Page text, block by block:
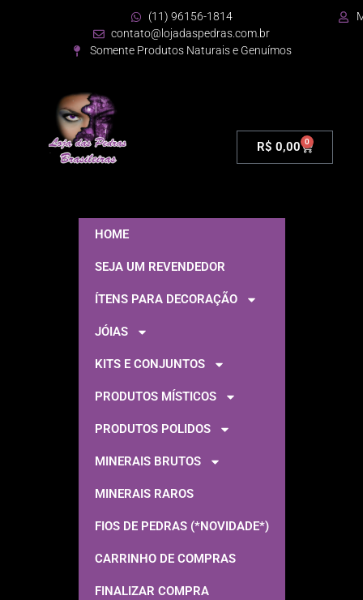
(11) 96156-1814
contato@lojadaspedras.com.br
Somente Produtos Naturais e Genuímos
R$ 0,00 0
HOME
SEJA UM REVENDEDOR
ÍTENS PARA DECORAÇÃO
JÓIAS
KITS E CONJUNTOS
PRODUTOS MÍSTICOS
PRODUTOS POLIDOS
MINERAIS BRUTOS
MINERAIS RAROS
FIOS DE PEDRAS (*NOVIDADE*)
CARRINHO DE COMPRAS
FINALIZAR COMPRA